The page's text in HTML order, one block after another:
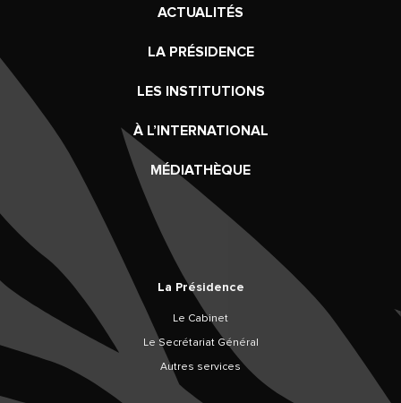
ACTUALITÉS
LA PRÉSIDENCE
LES INSTITUTIONS
À L’INTERNATIONAL
MÉDIATHÈQUE
La Présidence
Le Cabinet
Le Secrétariat Général
Autres services